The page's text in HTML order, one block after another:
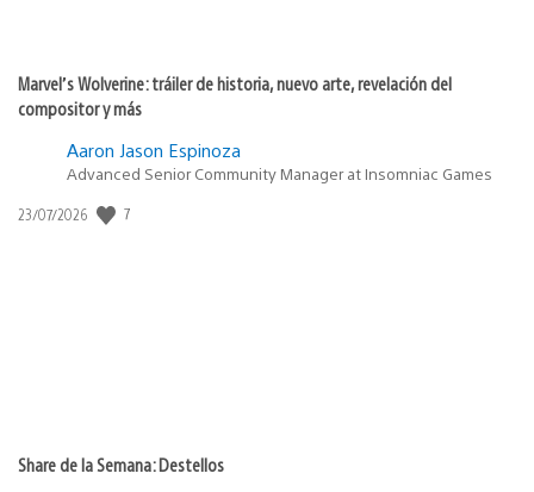
Marvel’s Wolverine: tráiler de historia, nuevo arte, revelación del
compositor y más
Aaron Jason Espinoza
Advanced Senior Community Manager at Insomniac Games
Fecha
23/07/2026 7
Share de la Semana: Destellos